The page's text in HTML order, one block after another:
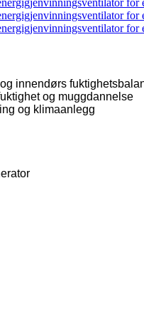
innendørs
og muggdannelse
og klimaanlegg